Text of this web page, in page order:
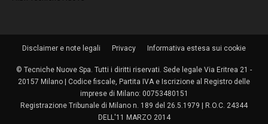
Disclaimer e note legali Privacy Informativa estesa sui cookie
© Tecniche Nuove Spa. Tutti i diritti riservati. Sede legale Via Eritrea 21 -
20157 Milano | Codice fiscale, Partita IVA e Iscrizione al Registro delle
imprese di Milano: 00753480151
Registrazione Tribunale di Milano n. 189 del 26.5.1979 | R.O.C. 24344
DELL'11 MARZO 2014